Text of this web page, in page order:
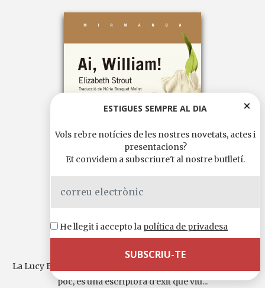
Ai, William!
La Lucy Barton, mare de dues filles adultes i vídua des de fa
poc, és una escriptora d’èxit que viu...
ESTIGUES SEMPRE AL DIA
Vols rebre notícies de les nostres novetats, actes i
presentacions?
Et convidem a subscriure't al nostre butlletí.
He llegit i accepto la política de privadesa